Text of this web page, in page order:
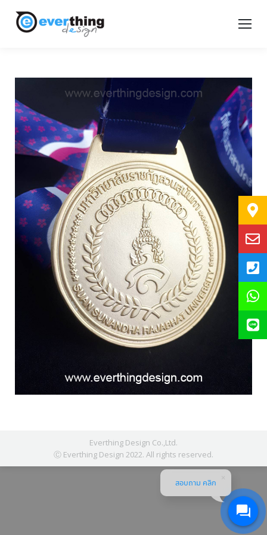
Everthing Design Co.,Ltd.
Ⓒ Everthing Design 2022. All rights reserved.
สอบถาม คลิก